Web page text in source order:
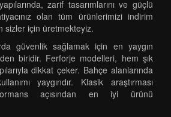
zarif tasarımlarını ve güçlü
olan tüm ürünlerimizi indirim
sizler için üretmekteyiz.
güvenlik sağlamak için en yaygın
biridir. Ferforje modelleri, hem şık
dikkat çeker. Bahçe alanlarında
yaygındır. Klasik araştırması
açısından en iyi ürünü